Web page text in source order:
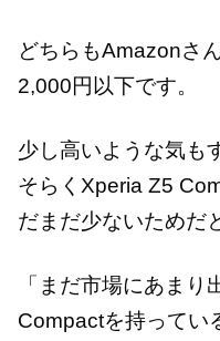
どちらもAmazonさ
2,000円以下です。
少し高いような気も
そらくXperia Z5
だまだ少ないためだ
「まだ市場にあま
Compactを持ってい